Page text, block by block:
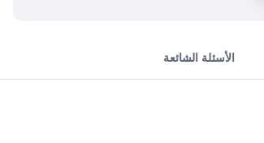
الأسئلة الشائعة